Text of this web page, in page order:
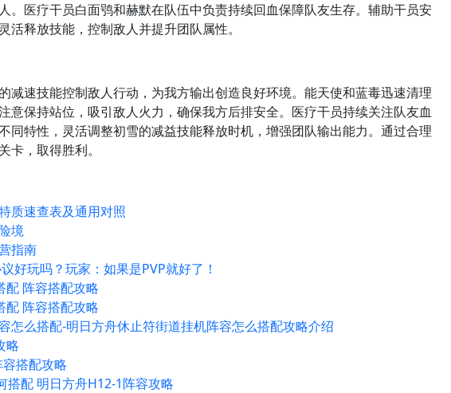
。医疗干员白面鸮和赫默在队伍中负责持续回血保障队友生存。辅助干员安
活释放技能，控制敌人并提升团队属性。
减速技能控制敌人行动，为我方输出创造良好环境。能天使和蓝毒迅速清理
意保持站位，吸引敌人火力，确保我方后排安全。医疗干员持续关注队友血
同特性，灵活调整初雪的减益技能释放时机，增强团队输出能力。通过合理
卡，取得胜利。
质速查表及通用对照
境
指南
好玩吗？玩家：如果是PVP就好了！
配 阵容搭配攻略
配 阵容搭配攻略
怎么搭配-明日方舟休止符街道挂机阵容怎么搭配攻略介绍
略
搭配攻略
搭配 明日方舟H12-1阵容攻略